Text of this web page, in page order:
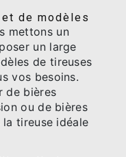
de modèles
mettons un
un large
de tireuses
vos besoins.
de bières
ou de bières
tireuse idéale